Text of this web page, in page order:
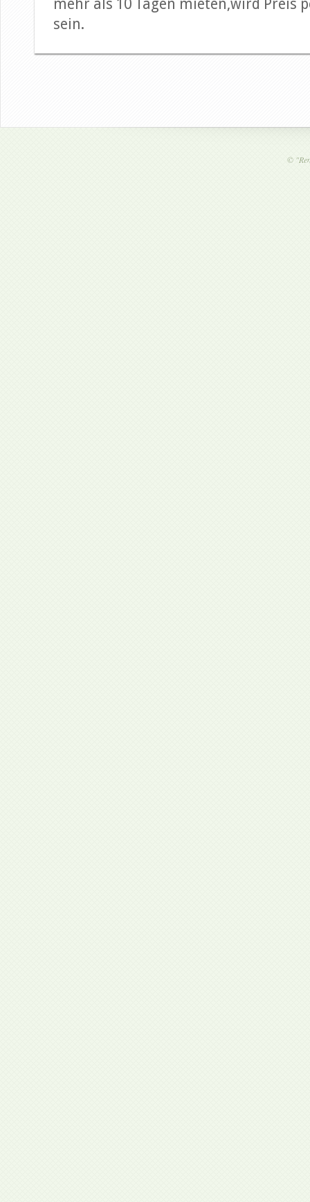
mehr als 10 Tagen mieten,wird Preis
sein.
©